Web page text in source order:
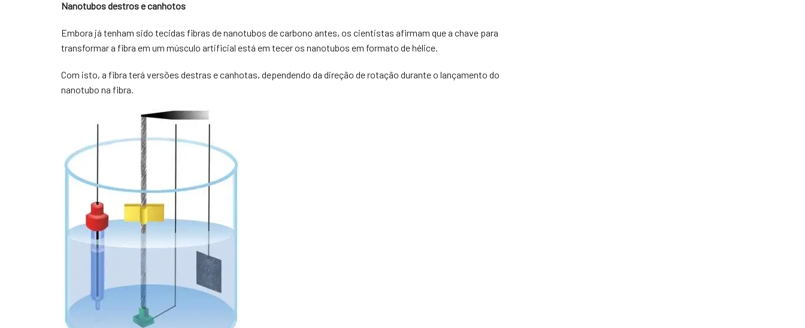
Nanotubos destros e canhotos
Embora já tenham sido tecidas fibras de nanotubos de carbono antes, os cientistas afirmam que a chave para
transformar a fibra em um músculo artificial está em tecer os nanotubos em formato de hélice.
Com isto, a fibra terá versões destras e canhotas, dependendo da direção de rotação durante o lançamento do
nanotubo na fibra.